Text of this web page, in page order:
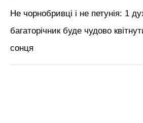
Не чорнобривці і не петунія: 1
багаторічник буде чудово
сонця